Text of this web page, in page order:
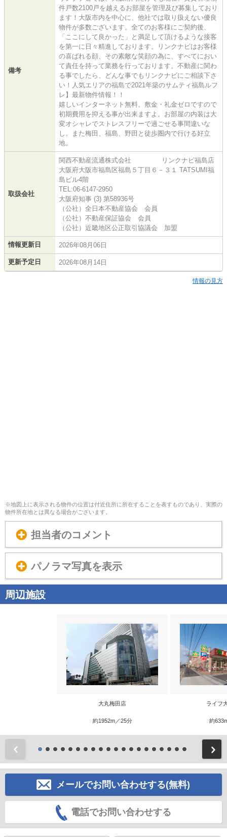
備考
件戸数2100戸を越えるお部屋を管理及び募集しており
ます！大阪市内を中心に、他社では取り扱えない優良
物件が多数ございます。全てのお客様にご契約後、
「ここにして良かった」と満足して頂けるような接客
を第一に日々精進しております。リンクナビはお客様
の喜ばれる顔、その素敵な笑顔の為に、すべてにおい
て責任を持って業務を行っております。不動産に関わ
る事でしたら、どんな事でもリンクナビにご相談下さ
い！人気エリアの福島で2021年築のサムティ福島ルフ
レ】最新物件情報！！
嬉しいインターネット無料。敷金・礼金ゼロですので
初期費用を抑える事が出来ますよ。お部屋の内装は大
変オシャレでストレスフリーで過ごせる事間違いな
し。また梅田、福島、野田と徒歩圏内で行ける好立
地。
取扱会社
関西不動産流通株式会社 リンクナビ福島店
大阪府大阪市福島区福島５丁目６－３１ TATSUMI福
島ビル4階
TEL:06-6147-2950
大阪府知事 (3) 第58936号
（公社）全日本不動産協会 会員
（公社）不動産保証協会 会員
（公社）近畿地区公正取引協議会 加盟
情報更新日 2026年08月06日
更新予定日 2026年08月14日
情報の見方
※地図上に表示される物件の位置は付近住所に所在することを表すものであり、実際の
物件所在地とは異なる場合がございます。
担当者のコメント
パノラマ写真を表示
周辺施設
大丸梅田店
約1952m／25分
ライフ
約
メールでお問い合わせする(無料)
電話でお問い合わせする